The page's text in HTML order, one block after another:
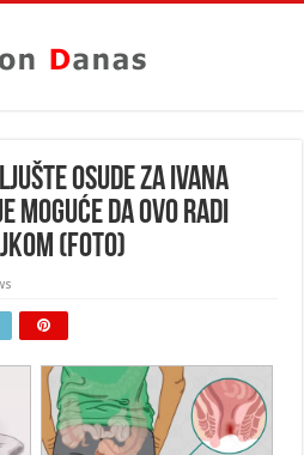
osude za Ivana
da OVO radi
(FOTO)